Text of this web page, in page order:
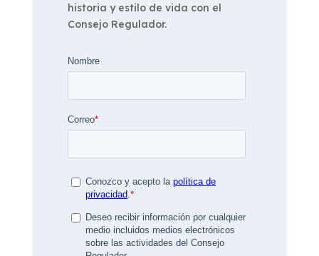
historia y estilo de vida con el
Consejo Regulador.